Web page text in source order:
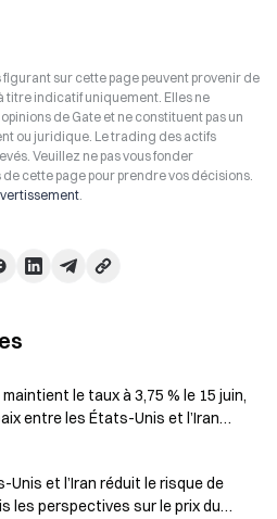
sur cette page peuvent provenir de
titre indicatif uniquement. Elles ne
de Gate et ne constituent pas un
ou juridique. Le trading des actifs
Veuillez ne pas vous fonder
cette page pour prendre vos décisions.
.
le taux à 3,75 % le 15 juin,
entre les États-Unis et l’Iran
Unis et l’Iran réduit le risque de
les perspectives sur le prix du